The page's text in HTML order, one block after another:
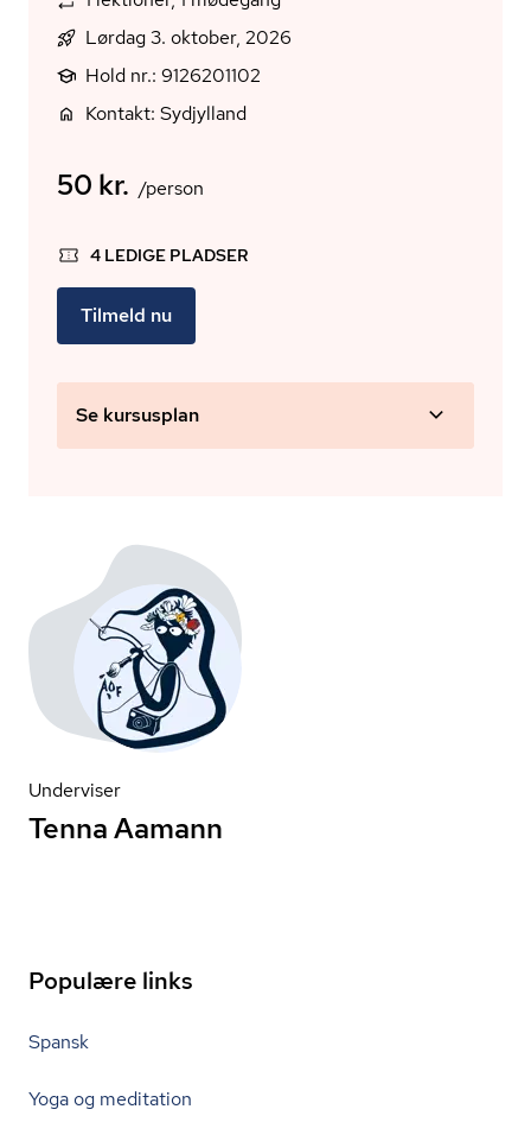
Lørdag 3. oktober, 2026
Hold nr.: 9126201102
Kontakt: Sydjylland
50 kr. /person
4 LEDIGE PLADSER
Tilmeld nu
Se kursusplan
Underviser
Tenna Aamann
Populære links
Spansk
Yoga og meditation